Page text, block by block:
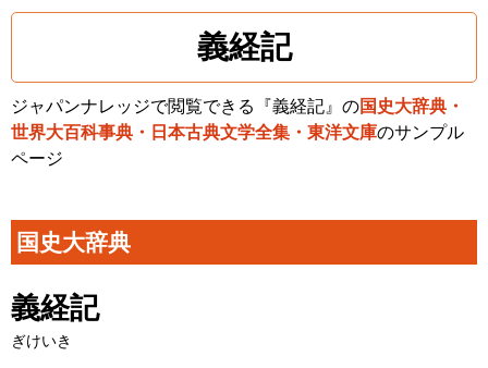
義経記
ジャパンナレッジで閲覧できる『義経記』の国史大辞典・
世界大百科事典・日本古典文学全集・東洋文庫のサンプル
ページ
国史大辞典
義経記
ぎけいき